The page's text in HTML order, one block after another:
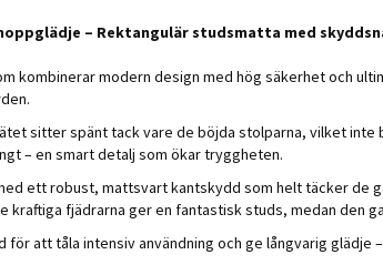
– Rektangulär studsmatta med
kombinerar modern design med hög säkerhet och
sitter spänt tack vare de böjda stolparna, vilket
– en smart detalj som ökar tryggheten.
ett robust, mattsvart kantskydd som helt täcker de
kraftiga fjädrarna ger en fantastisk studs, medan den
för att tåla intensiv användning och ge långvarig